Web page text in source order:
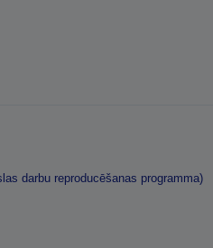
darbu reproducēšanas programma)